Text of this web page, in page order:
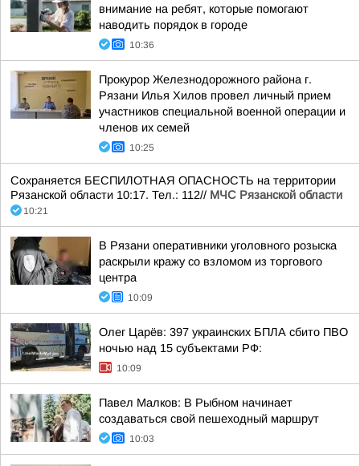
внимание на ребят, которые помогают
наводить порядок в городе
10:36
Прокурор Железнодорожного района г.
Рязани Илья Хилов провел личный прием
участников специальной военной операции и
членов их семей
10:25
Сохраняется БЕСПИЛОТНАЯ ОПАСНОСТЬ на территории
Рязанской области 10:17. Тел.: 112// МЧС Рязанской области
10:21
В Рязани оперативники уголовного розыска
раскрыли кражу со взломом из торгового
центра
10:09
Олег Царёв: 397 украинских БПЛА сбито ПВО
ночью над 15 субъектами РФ:
10:09
Павел Малков: В Рыбном начинает
создаваться свой пешеходный маршрут
10:03